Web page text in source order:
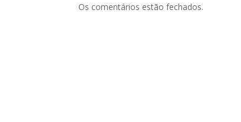
Os comentários estão fechados.